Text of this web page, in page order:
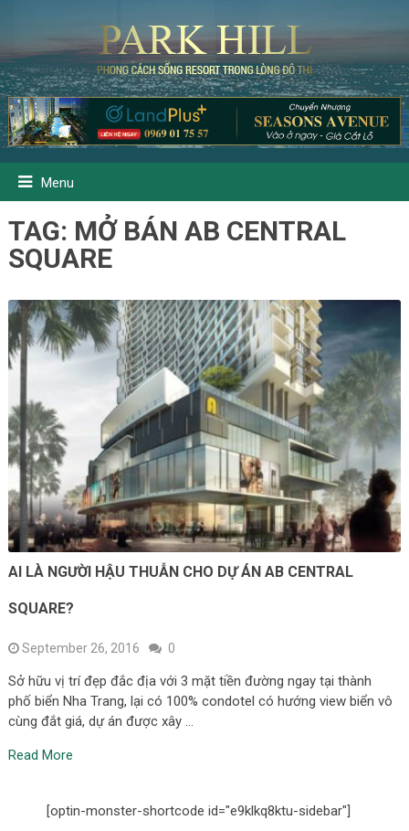
Menu
TAG: MỞ BÁN AB CENTRAL
SQUARE
AI LÀ NGƯỜI HẬU THUẪN CHO DỰ ÁN AB CENTRAL
SQUARE?
September 26, 2016 0
Sở hữu vị trí đẹp đắc địa với 3 mặt tiền đường ngay tại thành
phố biển Nha Trang, lại có 100% condotel có hướng view biển vô
cùng đắt giá, dự án được xây …
Read More
[optin-monster-shortcode id="e9klkq8ktu-sidebar"]